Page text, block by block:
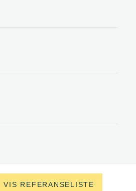
VIS REFERANSELISTE